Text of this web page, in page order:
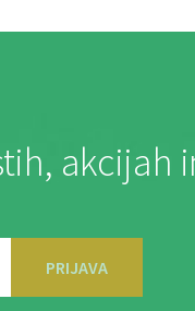
akcijah
PRIJAVA